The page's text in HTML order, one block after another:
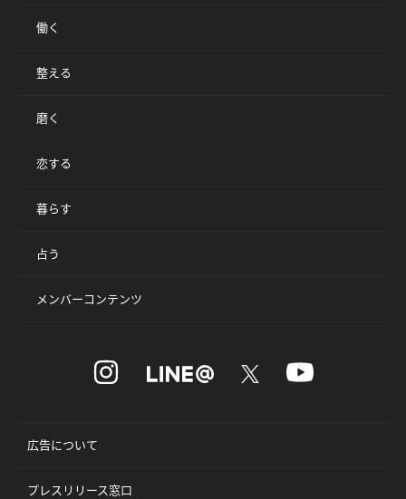
働く
整える
磨く
恋する
暮らす
占う
メンバーコンテンツ
広告について
プレスリリース窓口